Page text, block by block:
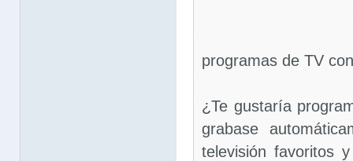
programas de TV
¿Te gustaría
grabase
televisión favoritos